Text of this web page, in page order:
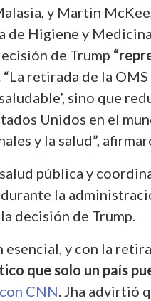
y Martin
de Higiene y
de Trump
. “La retirada de la
sino que
Unidos en el
y la salud”,
salud pública y
la
la decisión de Trump.
esencial, y con la
que solo un país
CNN . Jha advirtió